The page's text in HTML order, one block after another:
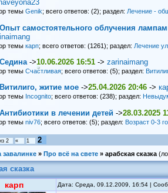
haveyona23
темы Genik; всего ответов: (2); раздел: Лечение -
Опыт самостоятельного облучения
темы карп; всего ответов: (1261); раздел: Лечение
Седина ->10.06.2026 16:51 ->zarinaimang
темы Счастливая; всего ответов: (5); раздел:
Витилиго, житие мое ->25.04.2026 20:46 ->
темы Incognito; всего ответов: (238); раздел:
Антибиотики в лечении детей ->28.03.2025
темы niv76; всего ответов: (5); раздел: Возраст 0-3
2 « 1 2
завалинке » Про всё на свете » арабская сказка
сказка
карп Дата: Среда, 09.12.2009, 16:54 |